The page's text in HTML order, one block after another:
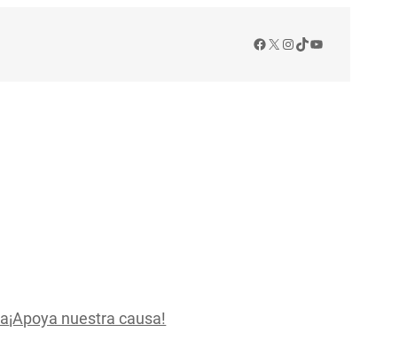
Facebook
X Instagram
TikTok
YouTube
¡Apoya nuestra causa!